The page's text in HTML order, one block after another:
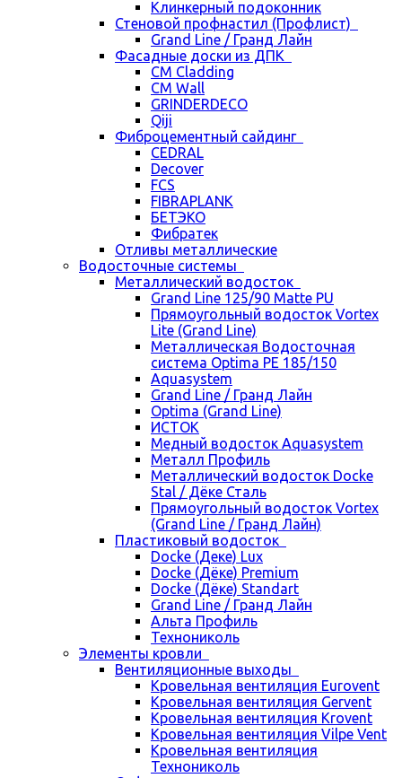
Клинкерный подоконник
Стеновой профнастил (Профлист)
Grand Line / Гранд Лайн
Фасадные доски из ДПК
CM Cladding
CM Wall
GRINDERDECO
Qiji
Фиброцементный сайдинг
CEDRAL
Decover
FCS
FIBRAPLANK
БЕТЭКО
Фибратек
Отливы металлические
Водосточные системы
Металлический водосток
Grand Line 125/90 Matte PU
Прямоугольный водосток Vortex
Lite (Grand Line)
Металлическая Водосточная
система Optima PE 185/150
Aquasystem
Grand Line / Гранд Лайн
Optima (Grand Line)
ИСТОК
Медный водосток Aquasystem
Металл Профиль
Металлический водосток Docke
Stal / Дёке Сталь
Прямоугольный водосток Vortex
(Grand Line / Гранд Лайн)
Пластиковый водосток
Docke (Деке) Lux
Docke (Дёке) Premium
Docke (Дёке) Standart
Grand Line / Гранд Лайн
Альта Профиль
Технониколь
Элементы кровли
Вентиляционные выходы
Кровельная вентиляция Eurovent
Кровельная вентиляция Gervent
Кровельная вентиляция Krovent
Кровельная вентиляция Vilpe Vent
Кровельная вентиляция
Технониколь